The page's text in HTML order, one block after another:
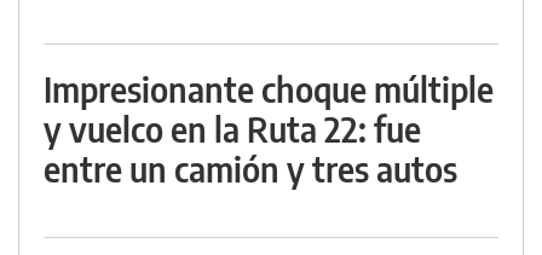
Impresionante choque múltiple
y vuelco en la Ruta 22: fue
entre un camión y tres autos